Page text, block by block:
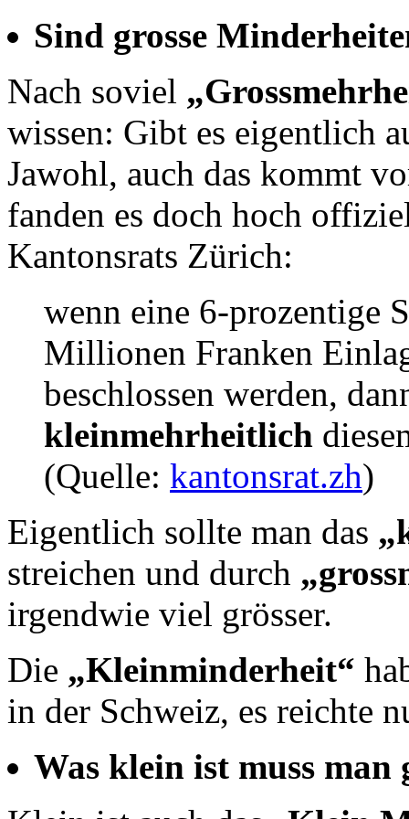
Sind grosse
Nach soviel
wissen: Gibt es eigentlich
Jawohl, auch das kommt
fanden es doch hoch
Kantonsrats Zürich:
wenn eine 6-prozentige
Millionen Franken
beschlossen werden,
kleinmehrheitlich
(Quelle: kantonsrat.zh)
Eigentlich sollte man das
streichen und durch
irgendwie viel grösser.
Die „Kleinminderheit“
in der Schweiz, es reichte
Was klein ist muss man